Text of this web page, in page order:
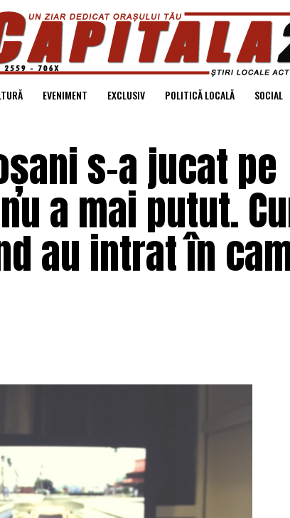
EVENIMENT EXCLUSIV POLITICĂ LOCALĂ SOCIAL
s-a jucat pe
a mai putut.
au intrat în